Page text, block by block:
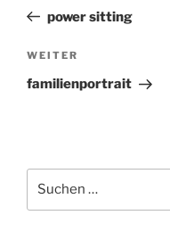
Beitrag
power sitting
Nächster
Beitrag
WEITER
familienportrait
Suchen